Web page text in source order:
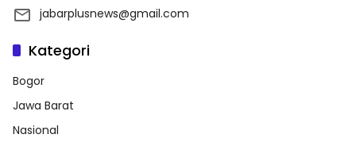
jabarplusnews@gmail.com
Kategori
Bogor
Jawa Barat
Nasional